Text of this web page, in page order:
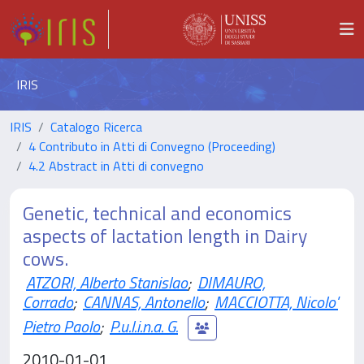
IRIS
IRIS
Catalogo Ricerca
4 Contributo in Atti di Convegno (Proceeding)
4.2 Abstract in Atti di convegno
Genetic, technical and economics
aspects of lactation length in Dairy
cows.
ATZORI, Alberto Stanislao; DIMAURO,
Corrado; CANNAS, Antonello; MACCIOTTA, Nicolo'
Pietro Paolo; P.u.l.i.n.a. G.